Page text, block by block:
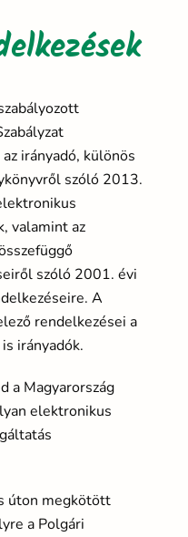
irányadó, különös
szóló 2013.
valamint az
szóló 2001. évi
A
rendelkezései a
irányadók.
a Magyarország
elektronikus
úton megkötött
a Polgári